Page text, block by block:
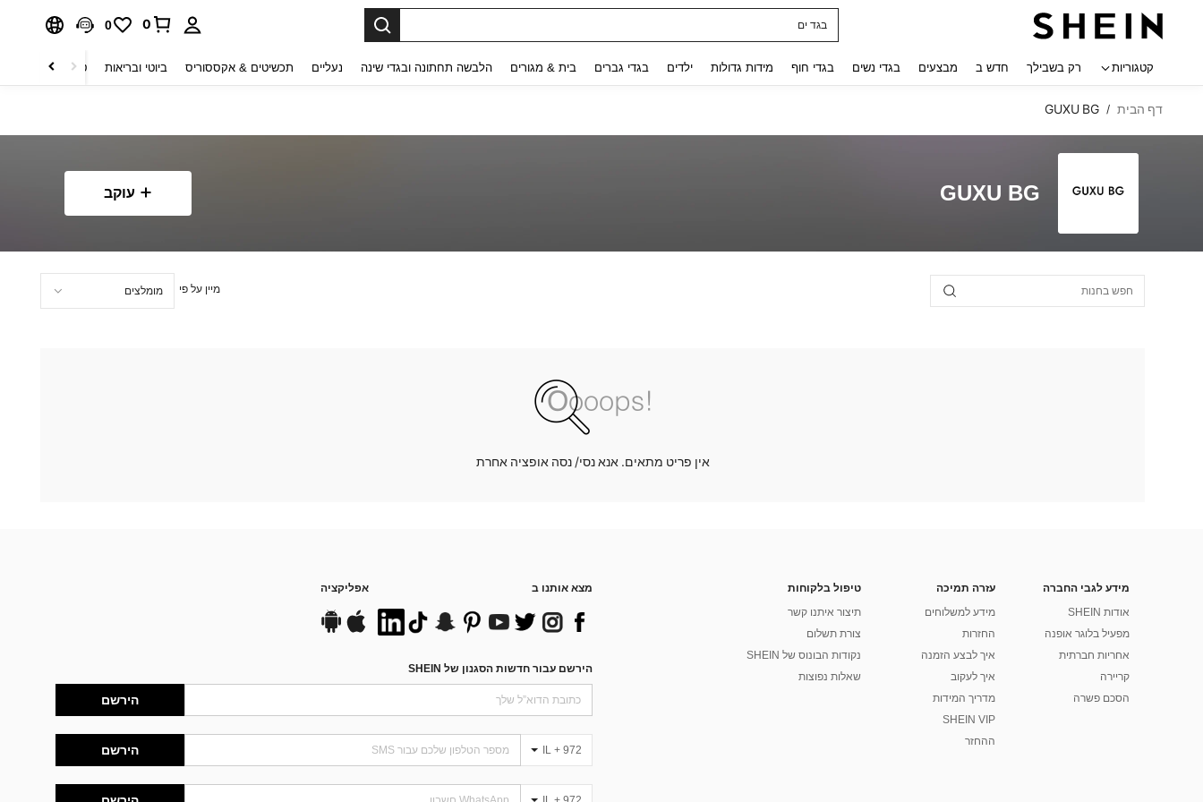
בגד ים
0
0
קטגוריות רק בשבילך חדש ב מבצעים בגדי נשים בגדי חוף מידות גדולות ילדים בגדי גברים בית & מגורים הלבשה תחתונה ובגדי שינה נעליים תכשיטים & אקססוריס ביוטי ובריאות טקסטיל לבית
דף הבית /
GUXU BG
GUXU BG עוקב
מיין על פי
אין פריט מתאים. אנא נסי/ נסה אופציה אחרת
מידע לגבי החברה
אודות SHEIN
מפעיל בלוגר אופנה
אחריות חברתית
קריירה
הסכם פשרה
עזרה תמיכה
מידע למשלוחים
החזרות
איך לבצע הזמנה
איך לעקוב
מדריך המידות
SHEIN VIP
ההחזר
טיפול בלקוחות
תיצור איתנו קשר
צורת תשלום
נקודות הבונוס של SHEIN
שאלות נפוצות
מצא אותנו ב אפליקציה
הירשם עבור חדשות הסגנון של SHEIN
הירשם
IL + 972 הירשם